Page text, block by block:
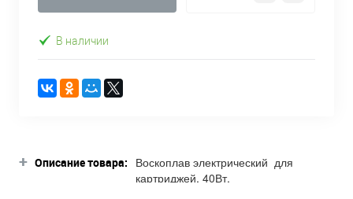
В наличии
+ Описание товара:
Воскоплав электрический для
картриджей, 40Вт.